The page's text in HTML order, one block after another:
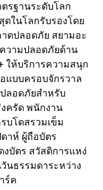
รฐานระดับโลก
ในโลกรับรองโดย
ดปลอดภัย สยามอะ
วามปลอดภัยด้าน
ให้บริการความสนุก
แบบครอบจักรวาล
ปลอดภัยสำหรับ
งครัด พนักงาน
บโดสรวมเข็ม
าห์ ผู้ถือบัตร
งบัตร สวัสดิการแหง่
นธรรมดาระหว่าง
ร์ค